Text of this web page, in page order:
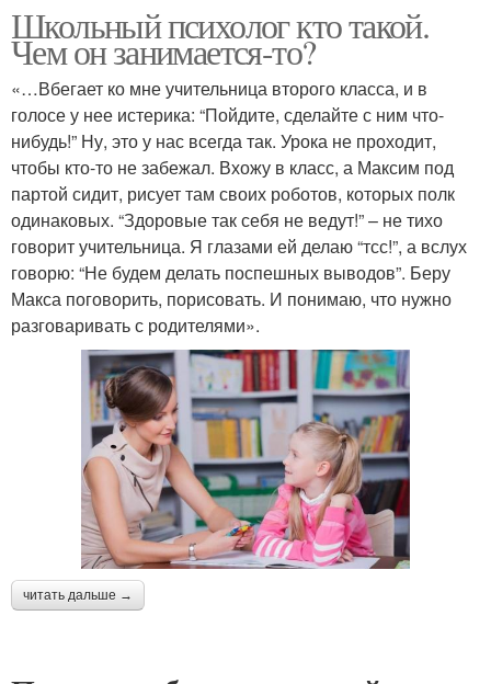
Школьный психолог кто такой.
Чем он занимается-то?
«…Вбегает ко мне учительница второго класса, и в
голосе у нее истерика: “Пойдите, сделайте с ним что-
нибудь!” Ну, это у нас всегда так. Урока не проходит,
чтобы кто-то не забежал. Вхожу в класс, а Максим под
партой сидит, рисует там своих роботов, которых полк
одинаковых. “Здоровые так себя не ведут!” – не тихо
говорит учительница. Я глазами ей делаю “тсс!”, а вслух
говорю: “Не будем делать поспешных выводов”. Беру
Макса поговорить, порисовать. И понимаю, что нужно
разговаривать с родителями».
читать дальше →